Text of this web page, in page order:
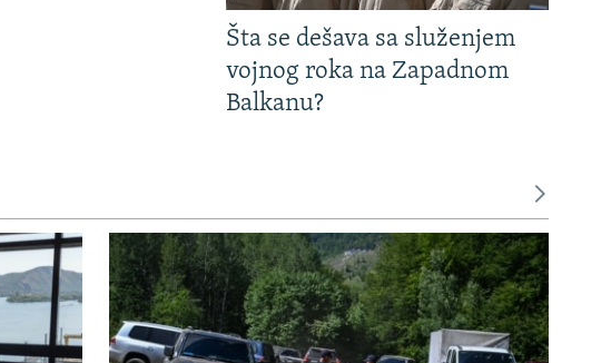
Šta se dešava sa služenjem
vojnog roka na Zapadnom
Balkanu?